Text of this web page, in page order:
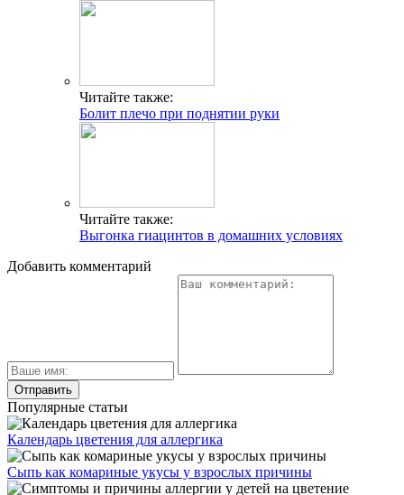
Читайте также:
Болит плечо при поднятии руки
Читайте также:
Выгонка гиацинтов в домашних условиях
Добавить комментарий
Популярные статьи
Календарь цветения для аллергика
Сыпь как комариные укусы у взрослых причины